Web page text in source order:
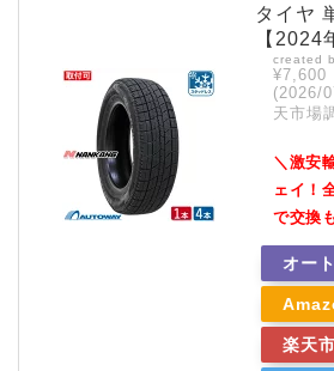
タイヤ
【2024
created
¥7,600
(2026/
天市場
＼激安
ェイ！
で交換
オー
楽天